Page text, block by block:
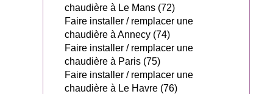
chaudière à Le Mans (72)
Faire installer / remplacer une
chaudière à Annecy (74)
Faire installer / remplacer une
chaudière à Paris (75)
Faire installer / remplacer une
chaudière à Le Havre (76)